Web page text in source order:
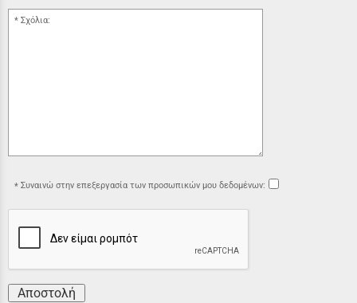
Σχόλια:
Συναινώ στην επεξεργασία των προσωπικών μου δεδομένων:
Αποστολή